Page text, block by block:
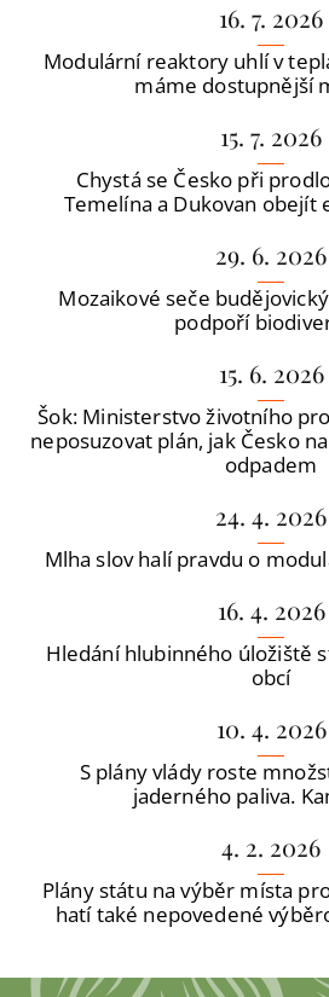
16. 7. 2026
Modulární reaktory uhlí v
máme dostupnější
15. 7. 2026
Chystá se Česko při
Temelína a Dukovan obejít
29. 6. 2026
Mozaikové seče
podpoří
15. 6. 2026
Šok: Ministerstvo životního
neposuzovat plán, jak Česko
odpadem
24. 4. 2026
Mlha slov halí pravdu o
16. 4. 2026
Hledání hlubinného úložiště
obcí
10. 4. 2026
S plány vlády roste
jaderného paliva.
4. 2. 2026
Plány státu na výběr místa
hatí také nepovedené